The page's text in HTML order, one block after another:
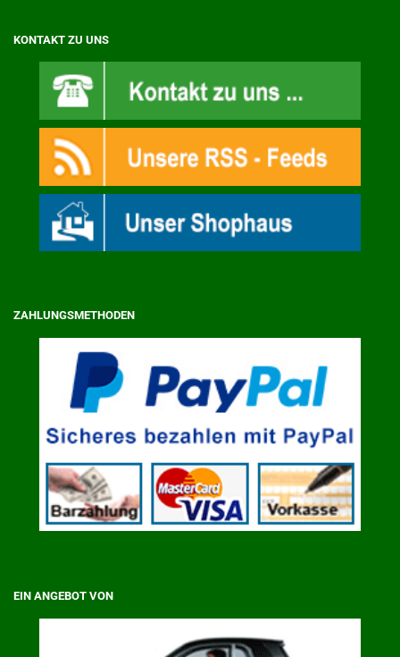
KONTAKT ZU UNS
ZAHLUNGSMETHODEN
EIN ANGEBOT VON